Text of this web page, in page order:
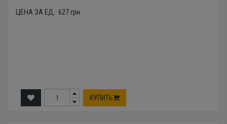
ЦЕНА ЗА ЕД.: 627грн.
КУПИТЬ